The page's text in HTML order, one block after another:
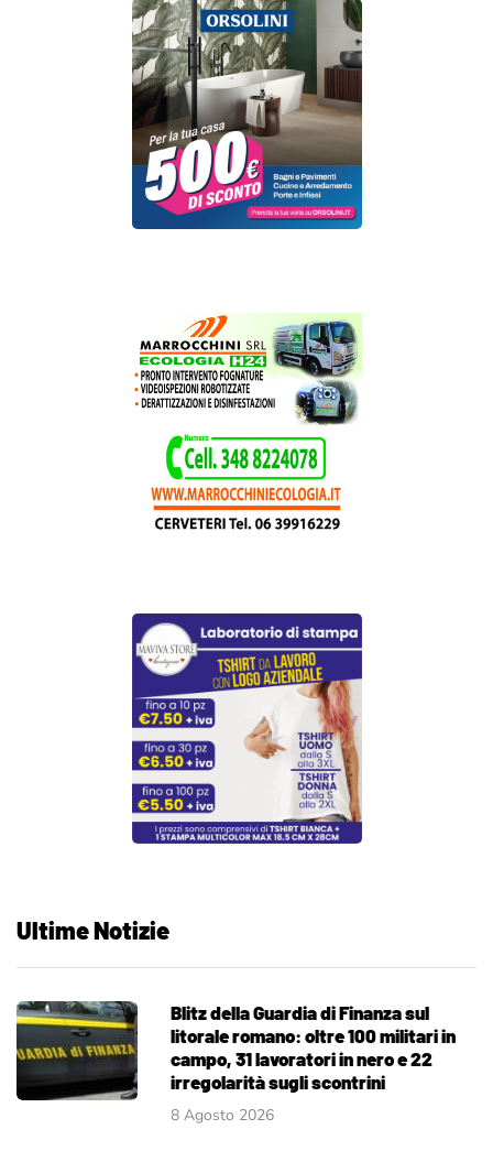
Ultime Notizie
Blitz della Guardia di Finanza sul
litorale romano: oltre 100 militari in
campo, 31 lavoratori in nero e 22
irregolarità sugli scontrini
8 Agosto 2026